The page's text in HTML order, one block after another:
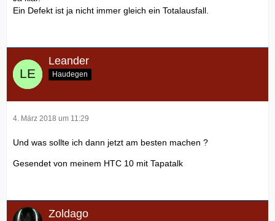
Ein Defekt ist ja nicht immer gleich ein Totalausfall.
Leander
Haudegen
4. März 2018 um 11:29
Und was sollte ich dann jetzt am besten machen ?
Gesendet von meinem HTC 10 mit Tapatalk
Zoldago